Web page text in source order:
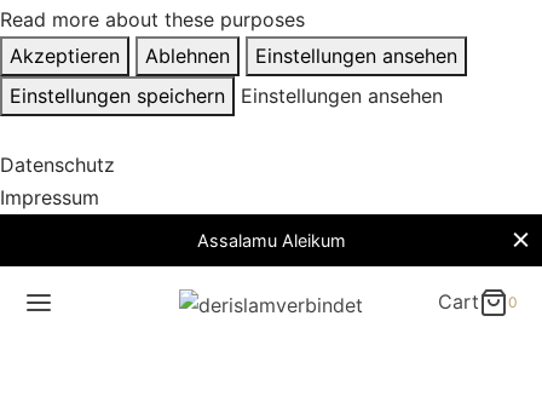
Read more about these purposes
Akzeptieren
Ablehnen
Einstellungen ansehen
Einstellungen speichern
Einstellungen ansehen
Datenschutz
Impressum
Assalamu Aleikum
Cart 0